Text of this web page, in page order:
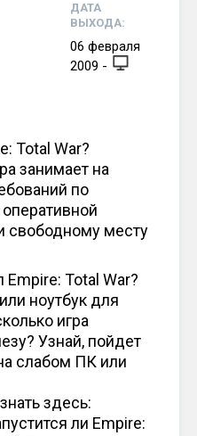
ДАТА
ВЫХОДА:
06 февраля
2009 -
Total War?
занимает на
по
свободному месту
Total War?
ноутбук для
игра
Узнай, пойдет
слабом ПК или
здесь:
ли Empire: